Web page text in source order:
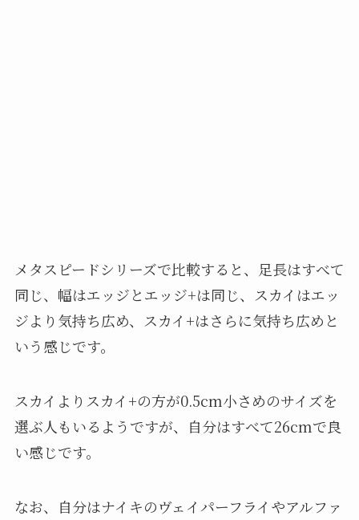
メタスピードシリーズで比較すると、足長はすべて
同じ、幅はエッジとエッジ+は同じ、スカイはエッ
ジより気持ち広め、スカイ+はさらに気持ち広めと
いう感じです。
スカイよりスカイ+の方が0.5cm小さめのサイズを
選ぶ人もいるようですが、自分はすべて26cmで良
い感じです。
なお、自分はナイキのヴェイパーフライやアルファ